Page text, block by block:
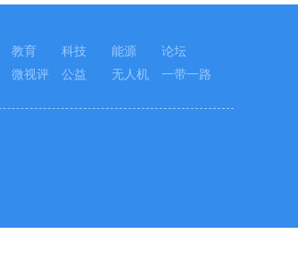
教育 科技 能源
论坛
微视评 公益 无人机 一带一路